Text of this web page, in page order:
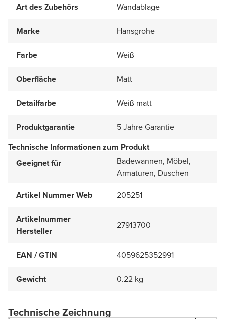
Art des Zubehörs Wandablage
Marke Hansgrohe
Farbe Weiß
Oberfläche Matt
Detailfarbe Weiß matt
Produktgarantie
5 Jahre Garantie
Technische Informationen zum Produkt
Geeignet für
Badewannen, Möbel,
Armaturen, Duschen
Artikel Nummer Web
205251
Artikelnummer
Hersteller
27913700
EAN / GTIN 4059625352991
Gewicht 0.22 kg
Technische Zeichnung